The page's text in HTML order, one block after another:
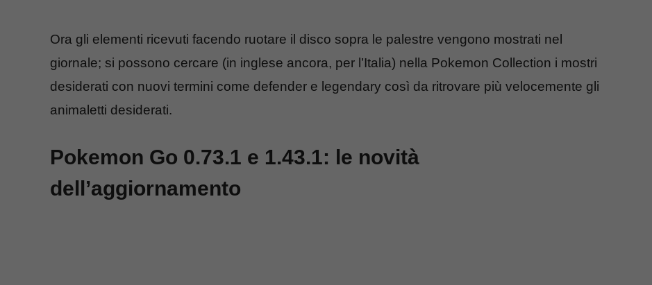
Ora gli elementi ricevuti facendo ruotare il disco sopra le palestre vengono mostrati nel
giornale; si possono cercare (in inglese ancora, per l’Italia) nella Pokemon Collection i mostri
desiderati con nuovi termini come defender e legendary così da ritrovare più velocemente gli
animaletti desiderati.
Pokemon Go 0.73.1 e 1.43.1: le novità
dell’aggiornamento